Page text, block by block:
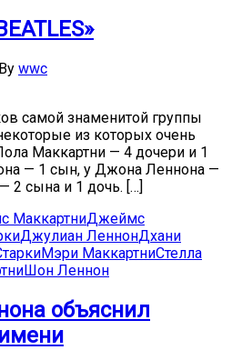
By wwc
самой знаменитой группы
из которых очень
Маккартни — 4 дочери и 1
— 1 сын, у Джона Леннона —
2 сына и 1 дочь. […]
МаккартниДжеймс
Джулиан ЛеннонДхани
Мэри МаккартниСтелла
Шон Леннон
объяснил